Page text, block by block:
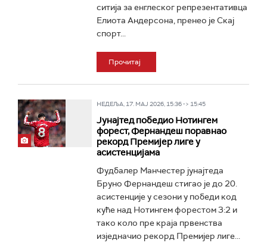
ситија за енглеског репрезентативца
Елиота Андерсона, пренео је Скај
спорт...
Прочитај
НЕДЕЉА, 17. МАЈ 2026, 15:36 -> 15:45
Јунајтед победио Нотингем
форест, Фернандеш поравнао
рекорд Премијер лиге у
асистенцијама
Фудбалер Манчестер јунајтеда
Бруно Фернандеш стигао је до 20.
асистенције у сезони у победи код
куће над Нотингем форестом 3:2 и
тако коло пре краја првенства
изједначио рекорд Премијер лиге...